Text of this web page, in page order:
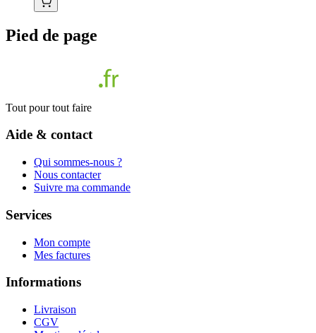
Pied de page
Tout pour tout faire
Aide & contact
Qui sommes-nous ?
Nous contacter
Suivre ma commande
Services
Mon compte
Mes factures
Informations
Livraison
CGV